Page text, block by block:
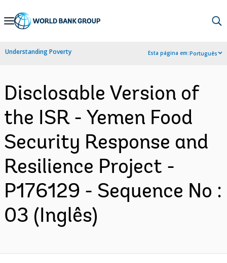
Skip
Navigation
Understanding Poverty Esta página em:Português
Disclosable Version of
the ISR - Yemen Food
Security Response and
Resilience Project -
P176129 - Sequence No :
03 (Inglês)